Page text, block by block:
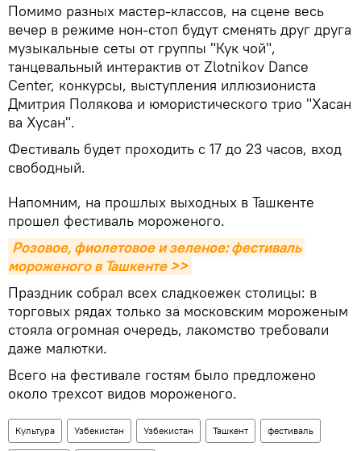
Помимо разных мастер-классов, на сцене весь
вечер в режиме нон-стоп будут сменять друг друга
музыкальные сеты от группы "Кук чой",
танцевальный интерактив от Zlotnikov Dance
Center, конкурсы, выступления иллюзиониста
Дмитрия Полякова и юмористического трио "Хасан
ва Хусан".
Фестиваль будет проходить с 17 до 23 часов, вход
свободный.
Напомним, на прошлых выходных в Ташкенте
прошел фестиваль мороженого.
Розовое, фиолетовое и зеленое: фестиваль
мороженого в Ташкенте >>
Праздник собрал всех сладкоежек столицы: в
торговых рядах только за московским мороженым
стояла огромная очередь, лакомство требовали
даже малютки.
Всего на фестивале гостям было предложено
около трехсот видов мороженого.
Культура Узбекистан Узбекистан Ташкент фестиваль